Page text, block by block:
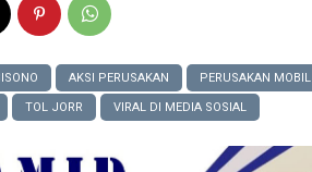
AKSI PERUSAKAN PERUSAKAN MOBIL
TOL JORR VIRAL DI MEDIA SOSIAL